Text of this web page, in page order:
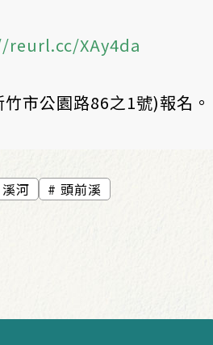
XAy4da
市公園路86之1號)報名。
溪河 頭前溪